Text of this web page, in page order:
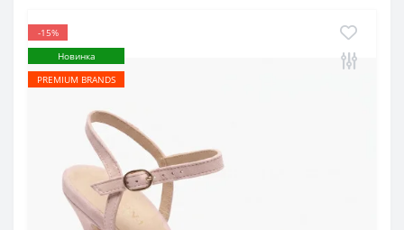
-15%
Новинка
PREMIUM BRANDS